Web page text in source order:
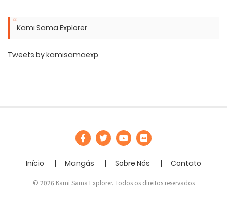
Kami Sama Explorer
Tweets by kamisamaexp
Início Mangás Sobre Nós Contato
© 2026 Kami Sama Explorer. Todos os direitos reservados